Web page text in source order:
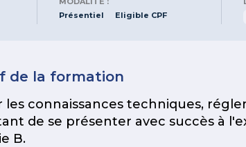
Présentiel
Eligible CPF
de la formation
les connaissances techniques,
de se présenter avec succès à
B.